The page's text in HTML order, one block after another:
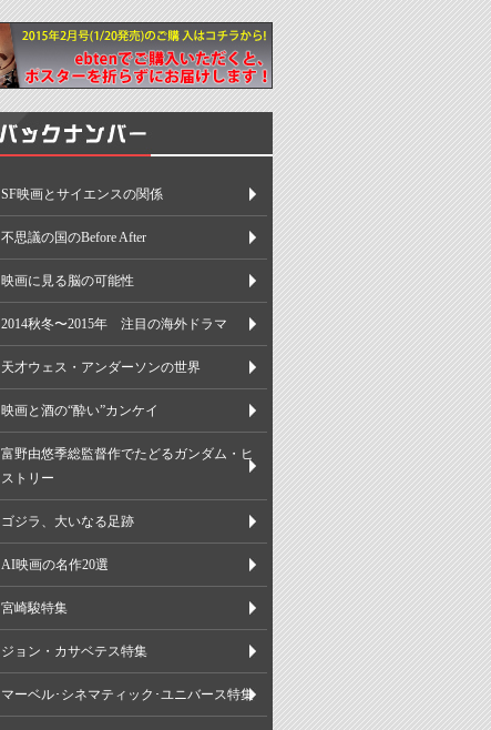
SF映画とサイエンスの関係
不思議の国のBefore After
映画に見る脳の可能性
2014秋冬〜2015年 注目の海外ドラマ
天才ウェス・アンダーソンの世界
映画と酒の“酔い”カンケイ
富野由悠季総監督作でたどるガンダム・ヒ
ストリー
ゴジラ、大いなる足跡
AI映画の名作20選
宮崎駿特集
ジョン・カサベテス特集
マーベル･シネマティック･ユニバース特集